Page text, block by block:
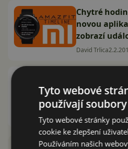
Chytré
novou
zobrazí
David Trlica
Stylové
podporou
David Trlica
Tyto webové
používají
Tyto webové stránky
cookie ke zlepšení
Používáním našich